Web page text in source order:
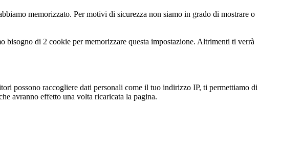
memorizzato. Per motivi di sicurezza non siamo in grado di mostrare o
bisogno di 2 cookie per memorizzare questa impostazione. Altrimenti ti verrà
possono raccogliere dati personali come il tuo indirizzo IP, ti permettiamo di
avranno effetto una volta ricaricata la pagina.